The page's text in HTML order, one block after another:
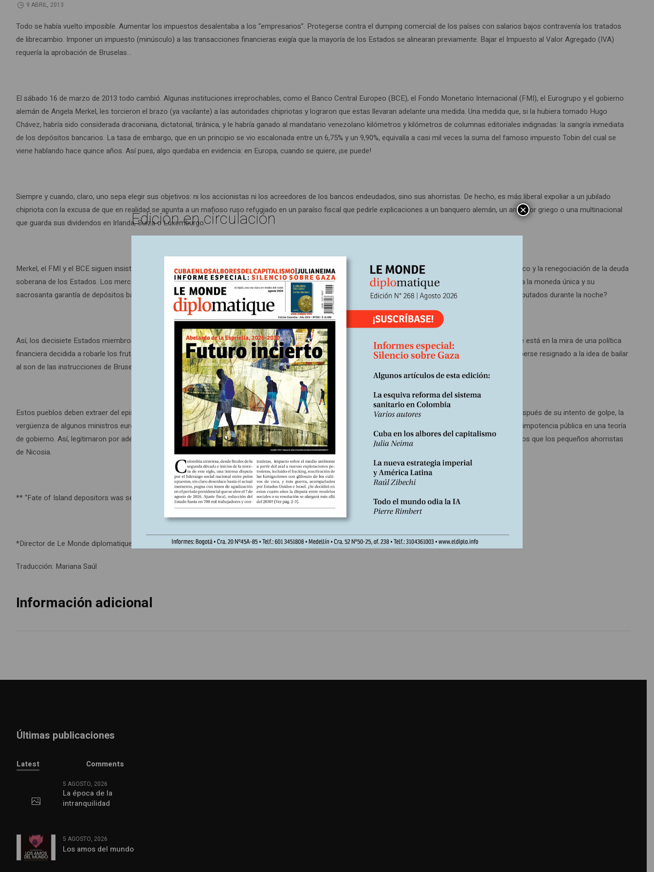
9 ABRIL, 2013
Todo se había vuelto imposible. Aumentar los impuestos desalentaba a los “empresarios”. Protegerse contra el dumping comercial de los países con salarios bajos contravenía los tratados
de librecambio. Imponer un impuesto (minúsculo) a las transacciones financieras exigía que la mayoría de los Estados se alinearan previamente. Bajar el Impuesto al Valor Agregado (IVA)
requería la aprobación de Bruselas…
El sábado 16 de marzo de 2013 todo cambió. Algunas instituciones irreprochables, como el Banco Central Europeo (BCE), el Fondo Monetario Internacional (FMI), el Eurogrupo y el gobierno
alemán de Angela Merkel, les torcieron el brazo (ya vacilante) a las autoridades chipriotas y lograron que estas llevaran adelante una medida. Una medida que, si la hubiera tomado Hugo
Chávez, habría sido considerada draconiana, dictatorial, tiránica, y le habría ganado al mandatario venezolano kilómetros y kilómetros de columnas editoriales indignadas: la sangría inmediata
de los depósitos bancarios. La tasa de embargo, que en un principio se vio escalonada entre un 6,75% y un 9,90%, equivalía a casi mil veces la suma del famoso impuesto Tobin del cual se
viene hablando hace quince años. Así pues, algo quedaba en evidencia: en Europa, cuando se quiere, ¡se puede!
Siempre y cuando, claro, uno sepa elegir sus objetivos: ni los accionistas ni los acreedores de los bancos endeudados, sino sus ahorristas. De hecho, es más liberal expoliar a un jubilado
chipriota con la excusa de que en realidad se apunta a un mafioso ruso refugiado en un paraíso fiscal que pedirle explicaciones a un banquero alemán, un armador griego o una multinacional
que guarda sus dividendos en Irlanda, Suiza o Luxemburgo.
Merkel, el FMI y el BCE siguen insistiendo en que el necesario restablecimiento de la “confianza” de los acreedores impide, a la vez, el aumento del gasto público y la renegociación de la deuda
soberana de los Estados. Los mercados financieros, advierten, castigarían cualquier desviación en este sentido. Pero, ¿qué “confianza” puede merecer todavía la moneda única y su
sacrosanta garantía de depósitos bancarios, si cualquier cliente de un banco europeo puede despertarse una mañana y encontrar que sus ahorros fueron amputados durante la noche?
Así, los diecisiete Estados miembros del Eurogrupo se atrevieron a lo impensable. Vuelven a cero. En adelante, ningún ciudadano de la Unión podrá ignorar que está en la mira de una política
financiera decidida a robarle los frutos de su trabajo con el pretexto de sanear las cuentas. En Roma, Atenas y Nicosia, algunos títeres nativos ya parecen haberse resignado a la idea de bailar
al son de las instrucciones de Bruselas, Frankfurt o Berlín, aun al precio de verse repudiados por sus propios pueblos (**).
Estos pueblos deben extraer del episodio chipriota algo más que un resentimiento inútil: la convicción liberadora de que para ellos también todo es posible. Después de su intento de golpe, la
vergüenza de algunos ministros europeos también traicionó su temor de haber borrado de un plumazo treinta años de una “pedagogía” liberal que convirtió la impotencia pública en una teoría
de gobierno. Así, legitimaron por adelantado otras medidas un poco ásperas que algún día podrían desagradar a Alemania… y apuntar a objetivos más prósperos que los pequeños ahorristas
de Nicosia.
** “Fate of Island depositors was sealed in Germany”, The Financial Times, Londres, 18-3-13. Ningún diputado chipriota aprobó el plan del Eurogrupo.
*Director de Le Monde diplomatique.
Traducción: Mariana Saúl
Información adicional
Últimas publicaciones
Latest Comments
5 AGOSTO, 2026
La época de la
intranquilidad
5 AGOSTO, 2026
Los amos del mundo
Edición en circulación ×